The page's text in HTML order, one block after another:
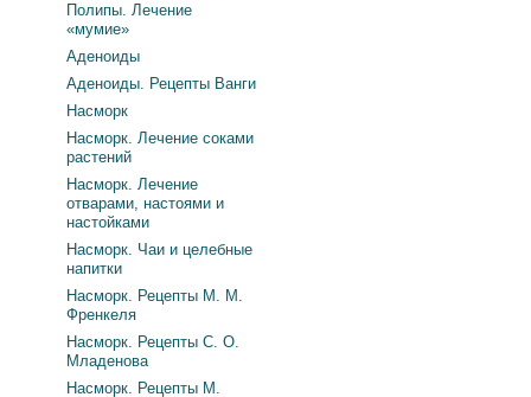
Полипы. Лечение
«мумие»
Аденоиды
Аденоиды. Рецепты Ванги
Насморк
Насморк. Лечение соками
растений
Насморк. Лечение
отварами, настоями и
настойками
Насморк. Чаи и целебные
напитки
Насморк. Рецепты М. М.
Френкеля
Насморк. Рецепты С. О.
Младенова
Насморк. Рецепты М.